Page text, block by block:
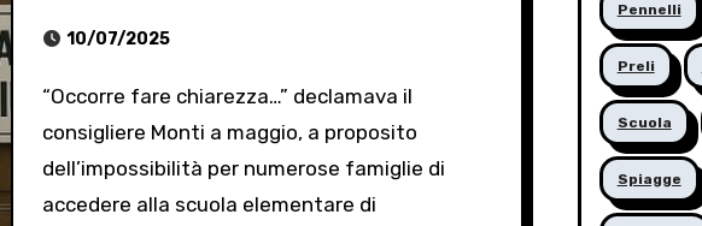
10/07/2025
“Occorre fare chiarezza…” declamava il
consigliere Monti a maggio, a proposito
dell’impossibilità per numerose famiglie di
accedere alla scuola elementare di
Pennelli
Preli
Scuola
Spiagge